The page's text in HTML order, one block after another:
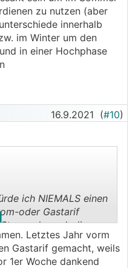
zu nutzen (aber
innerhalb
im Winter um den
in einer Hochphase
16.9.2021 (#10)
.
ich NIEMALS einen
oder Gastarif
als auch die
die Decke, die
Letztes Jahr vorm
Gastarif gemacht, weils
1er Woche dankend